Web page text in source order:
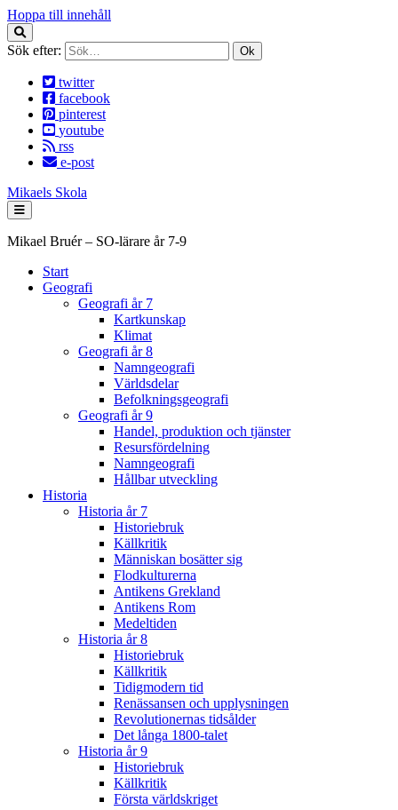
Hoppa till innehåll
Sök efter:
twitter
facebook
pinterest
youtube
rss
e-post
Mikaels Skola
Mikael Bruér – SO-lärare år 7-9
Start
Geografi
Geografi år 7
Kartkunskap
Klimat
Geografi år 8
Namngeografi
Världsdelar
Befolkningsgeografi
Geografi år 9
Handel, produktion och tjänster
Resursfördelning
Namngeografi
Hållbar utveckling
Historia
Historia år 7
Historiebruk
Källkritik
Människan bosätter sig
Flodkulturerna
Antikens Grekland
Antikens Rom
Medeltiden
Historia år 8
Historiebruk
Källkritik
Tidigmodern tid
Renässansen och upplysningen
Revolutionernas tidsålder
Det långa 1800-talet
Historia år 9
Historiebruk
Källkritik
Första världskriget